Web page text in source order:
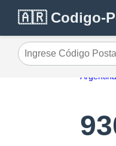
🇦🇷 Codigo-
Ingrese Código Postal
Argentina